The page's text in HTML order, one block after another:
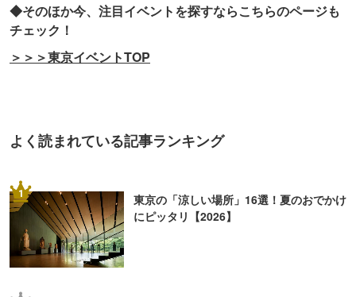
◆そのほか今、注目イベントを探すならこちらのページも
チェック！
＞＞＞東京イベントTOP
よく読まれている記事ランキング
1
東京の「涼しい場所」16選！夏のおでかけ
にピッタリ【2026】